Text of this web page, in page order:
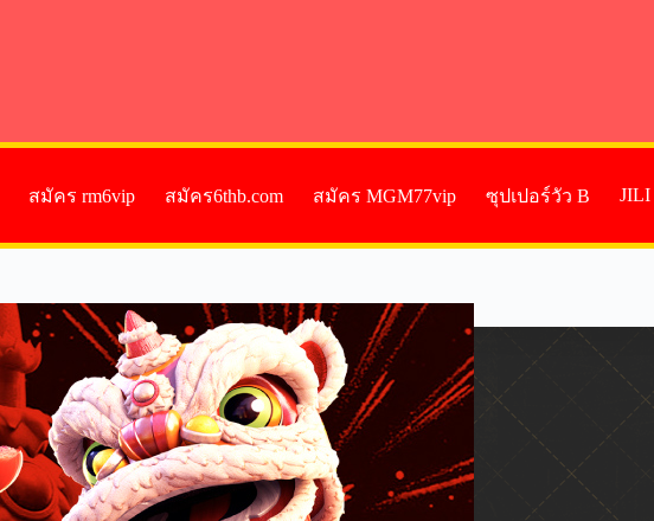
สมัคร rm6vip สมัคร6thb.com สมัคร MGM77vip ซุปเปอร์วัว B JILI